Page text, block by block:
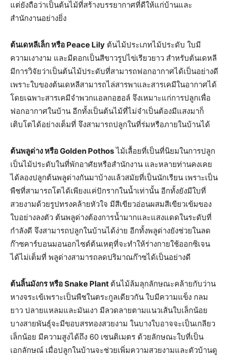
แต่ยังถือว่าเป็นต้นไม้ที่สร้างบรรยากาศที่ดีให้แก่บ้านและ
สำนักงานอย่างยิ่ง
ต้นเดหลีเล็ก หรือ Peace Lily ต้นไม้ประเภทไม้ประดับ ใบมี
ความเงางาม และมีดอกเป็นสีขาวรูปไข่เรียวยาว สำหรับต้นเดหลี
มีการวิจัยว่าเป็นต้นไม้ประดับที่สามารถฟอกอากาศได้เป็นอย่างดี
เพราะใบของต้นเดหลีสามารถไล่สารพาและสารเคมีในอากาศได้
โดยเฉพาะสารเคมีจำพวกแอลกอฮอล์ จึงเหมาะแก่การปลูกเพื่อ
ฟอกอากาศในบ้าน อีกทั้งเป็นต้นไม้ที่ไม่จำเป็นต้องมีแสงมาก็
เติบโตได้อย่างเต็มที่ จึงสามารถปลูกในที่ร่มหรือภายในบ้านได้
ต้นพลูด่าง หรือGolden Pothosไม้เลื้อยที่เป็นที่นิยมในการปลูก
เป็นไม้ประดับในที่พักอาศัยหรือสำนักงาน และหลายท่านคงเคย
ได้ลองปลูกต้นพลูด่างกันมาบ้างแล้วสมัยที่เป็นนักเรียน เพราะเป็น
พืชที่สามารถโตได้เพียงแค่ปักรากในน้ำเท่านั้น อีกทั้งยังมีใบที่
สวยงามด้วยรูปทรงคล้ายหัวใจ มีสีเขียวอ่อนผสมสีเขียวเข้มของ
ใบอย่างลงตัว ต้นพลูด่างต้องการน้ำมากและแสงแดดในระดับที่
กำลังดี จึงสามารถปลูกในบ้านได้ง่าย อีกทั้งพลูด่างยังช่วยในลด
ก๊าซคาร์บอนมอนอกไซต์ต้นเหตุที่จะทำให้ร่างกายใช้ออกซิเจน
ได้ไม่เต็มที่ พลูด่างสามารถลดปริมาณก๊าซได้เป็นอย่างดี
ต้นลิ้นมังกร หรือ Snake Plant ต้นไม้ล้มลุกลักษณะคล้ายกับว่าน
หางจระเข้เพราะเป็นพืชในตระกูลเดียวกัน ใบมีความแข็ง กลม
ยาว ปลายแหลมและมันเงา มีลวดลายตามแนวเส้นใบเล็กน้อย
บางสายพันธุ์จะมีขอบสรทองสวยงาม ในบางใบอาจจะเป็นเกลียว
เล็กน้อย มีความสูงได้ถึง 60 เซนติเมตร ด้วยลักษณะใบที่เป็น
เอกลักษณ์ เมื่อปลูกในบ้านจะช่วยเพิ่มความสวยงามและตัวบ้านดู